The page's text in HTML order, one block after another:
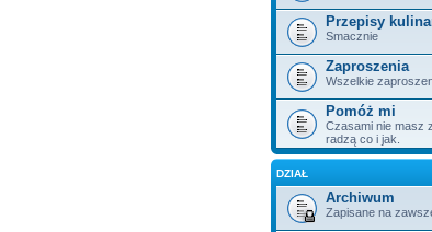
Przepisy
Smacznie
Zaproszenia
Wszelkie
Pomóż mi
Czasami nie masz
radzą co i jak.
DZIAŁ
Archiwum
Zapisane na